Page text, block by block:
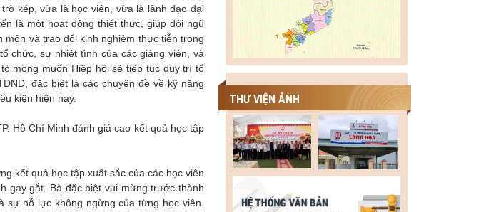
kép, vừa là học viên, vừa là lãnh đạo đại
là một hoạt động thiết thực, giúp đội ngũ
và trao đổi kinh nghiệm thực tiễn trong
chức, sự nhiệt tình của các giảng viên, và
mong muốn Hiệp hội sẽ tiếp tục duy trì tổ
đặc biệt là các chuyên đề về kỹ năng
kiện hiện nay.
Hồ Chí Minh đánh giá cao kết quả học tập
kết quả học tập xuất sắc của các học viên
gay gắt. Bà đặc biệt vui mừng trước thành
sự nỗ lực không ngừng của từng học viên.
THƯ VIỆN ẢNH